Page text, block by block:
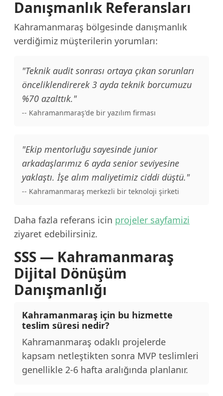
Danışmanlık Referansları
Kahramanmaraş bölgesinde danışmanlık
verdiğimiz müşterilerin yorumları:
"Teknik audit sonrası ortaya çıkan sorunları
önceliklendirerek 3 ayda teknik borcumuzu
%70 azalttık."
-- Kahramanmaraş'de bir yazılım firması
"Ekip mentorluğu sayesinde junior
arkadaşlarımız 6 ayda senior seviyesine
yaklaştı. İşe alım maliyetimiz ciddi düştü."
-- Kahramanmaraş merkezli bir teknoloji şirketi
Daha fazla referans icin projeler sayfamizi
ziyaret edebilirsiniz.
SSS — Kahramanmaraş
Dijital Dönüşüm
Danışmanlığı
Kahramanmaraş için bu hizmette
teslim süresi nedir?
Kahramanmaraş odaklı projelerde
kapsam netleştikten sonra MVP teslimleri
genellikle 2-6 hafta aralığında planlanır.